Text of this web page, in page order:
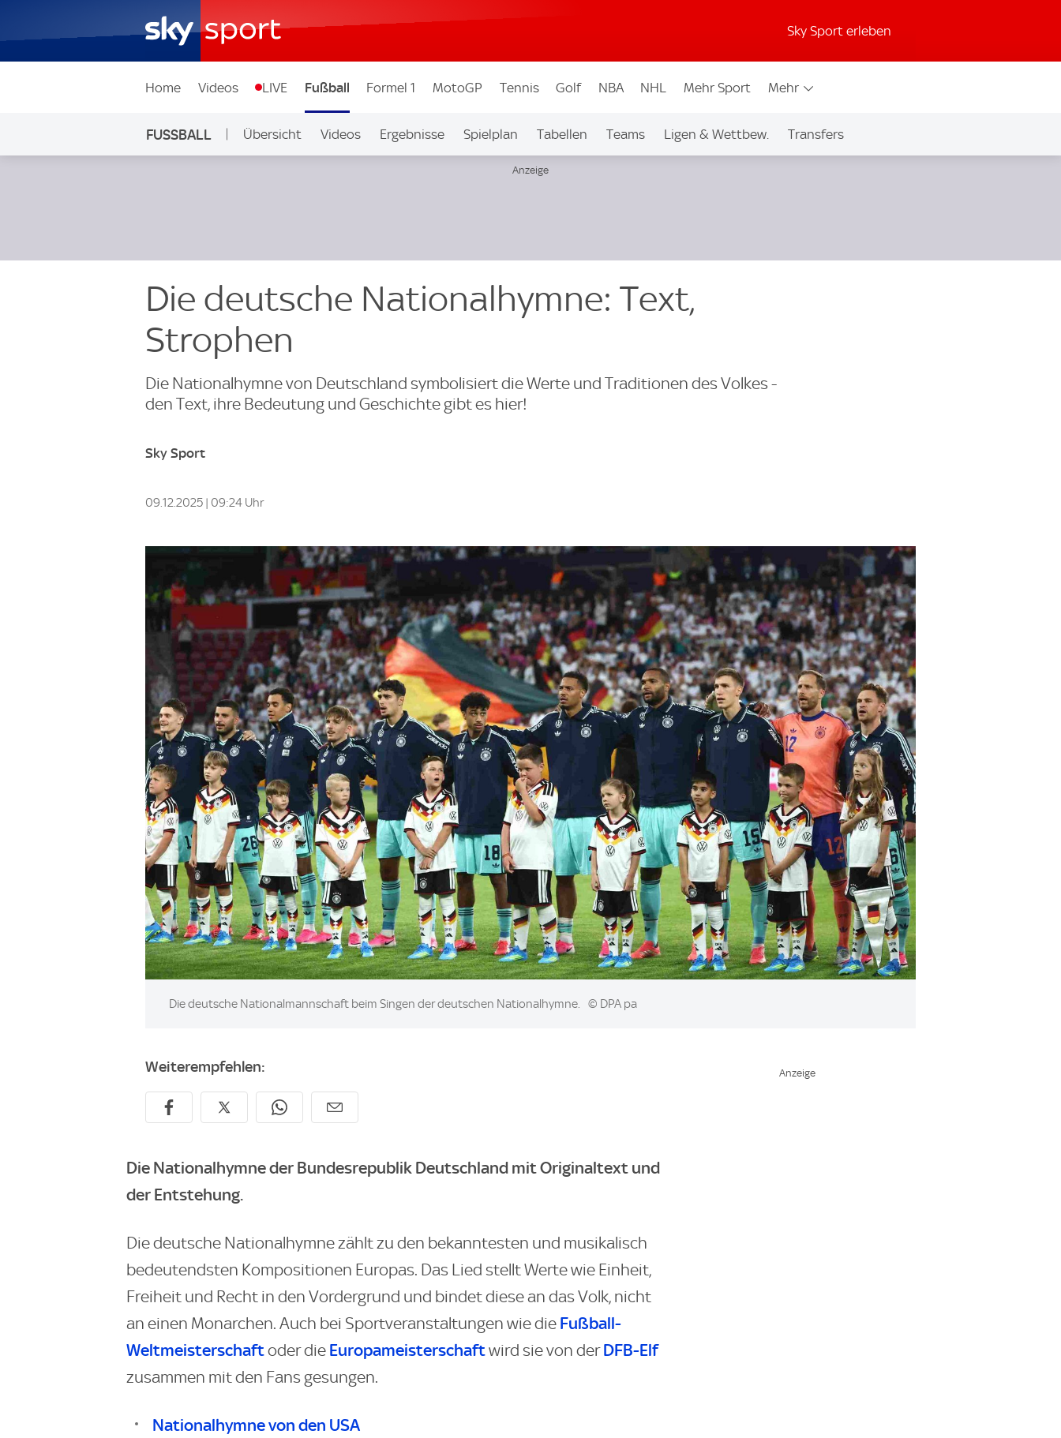
Sky Sport erleben
Home Videos LIVE Fußball Formel 1 MotoGP Tennis Golf NBA NHL Mehr Sport Mehr
FUSSBALL Übersicht Videos Ergebnisse Spielplan Tabellen Teams Ligen & Wettbew. Transfers
Die deutsche Nationalhymne: Text,
Strophen
Die Nationalhymne von Deutschland symbolisiert die Werte und Traditionen des Volkes -
den Text, ihre Bedeutung und Geschichte gibt es hier!
Sky Sport
09.12.2025 | 09:24 Uhr
Image:
Die deutsche Nationalmannschaft beim Singen der deutschen Nationalhymne. © DPA pa
Weiterempfehlen:
Die Nationalhymne der Bundesrepublik Deutschland mit Originaltext und
der Entstehung.
Die deutsche Nationalhymne zählt zu den bekanntesten und musikalisch
bedeutendsten Kompositionen Europas. Das Lied stellt Werte wie Einheit,
Freiheit und Recht in den Vordergrund und bindet diese an das Volk, nicht
an einen Monarchen. Auch bei Sportveranstaltungen wie die Fußball-
Weltmeisterschaftoder die Europameisterschaftwird sie von derDFB-Elf
zusammen mit den Fans gesungen.
Nationalhymne von den USA